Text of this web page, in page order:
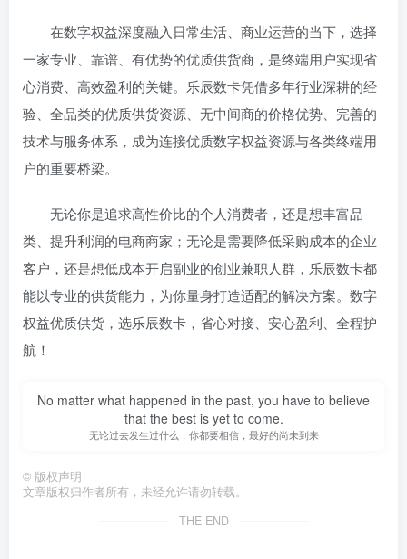
在数字权益深度融入日常生活、商业运营的当下，选择
一家专业、靠谱、有优势的优质供货商，是终端用户实现省
心消费、高效盈利的关键。乐辰数卡凭借多年行业深耕的经
验、全品类的优质供货资源、无中间商的价格优势、完善的
技术与服务体系，成为连接优质数字权益资源与各类终端用
户的重要桥梁。
无论你是追求高性价比的个人消费者，还是想丰富品
类、提升利润的电商商家；无论是需要降低采购成本的企业
客户，还是想低成本开启副业的创业兼职人群，乐辰数卡都
能以专业的供货能力，为你量身打造适配的解决方案。数字
权益优质供货，选乐辰数卡，省心对接、安心盈利、全程护
航！
No matter what happened in the past, you have to believe
that the best is yet to come.
无论过去发生过什么，你都要相信，最好的尚未到来
© 版权声明
文章版权归作者所有，未经允许请勿转载。
THE END